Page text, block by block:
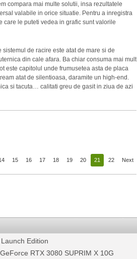
compara mai multe solutii, insa rezultatele
valabile in orice situatie. Pentru a inregistra
care le puteti vedea in grafic sunt valorile
de racire este atat de mare si de
din cale afara. Ba chiar consuma mai mult
este capitolul unde frumusetea asta de placa
atat de silentioasa, daramite un high-end.
si tacuta… calitati greu de gasit in ziua de azi
15 16 17 18 19 20 21 22 Next
Edition
RTX 3080 SUPRIM X 10G